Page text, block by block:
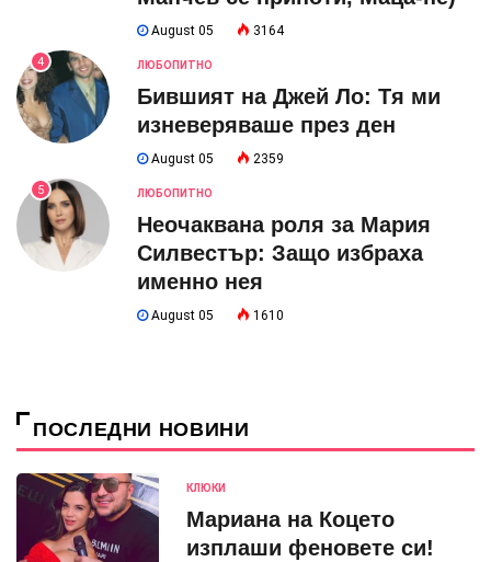
August 05 3164
4 ЛЮБОПИТНО
Бившият на Джей Ло: Тя ми
изневеряваше през ден
August 05 2359
5 ЛЮБОПИТНО
Неочаквана роля за Мария
Силвестър: Защо избраха
именно нея
August 05 1610
ПОСЛЕДНИ НОВИНИ
КЛЮКИ
Мариана на Коцето
изплаши феновете си!